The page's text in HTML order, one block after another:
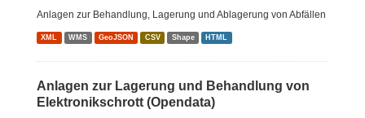
Anlagen zur Behandlung, Lagerung und Ablagerung von Abfällen
XML WMS GeoJSON CSV Shape HTML
Anlagen zur Lagerung und Behandlung von
Elektronikschrott (Opendata)